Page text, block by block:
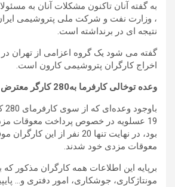
به گفته آنان تاکنون مشکلات آنان به
، وزارت نفت و شرکت ملی پتروشیمی
نتیجه ای در برنداشته است.
گفته می شود یک گروه اعزامی از تهران
اخراج کارگران پتروشیمی کارون است.
وعده توخالی کارفرما به280 کارگر معترض فاز 19 عسلویه
19 عسلویه در خصوص پرداخت معوقات
بود، در نهایت تنها 20 نفر از این
معوقات مزدی خود شدند.
برپایه این اطلاعات همه کارگران مذکور که
مونتاژکاری، جوشکاری، امور دفتری و…